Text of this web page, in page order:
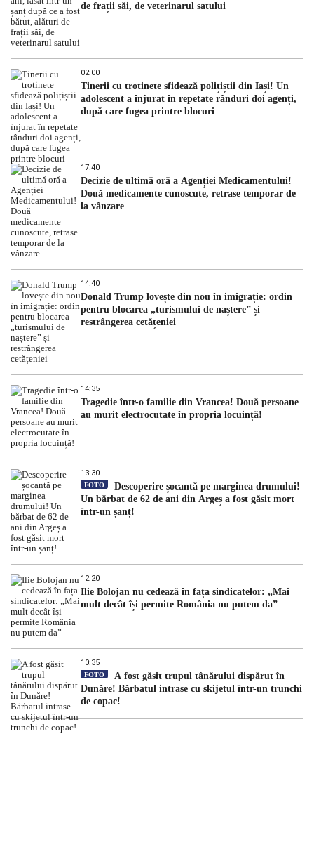
de frații săi, de veterinarul satului
02:00
Tinerii cu trotinete sfidează polițiștii din Iași! Un
adolescent a înjurat în repetate rânduri doi agenți,
după care fugea printre blocuri
17:40
Decizie de ultimă oră a Agenției Medicamentului!
Două medicamente cunoscute, retrase temporar de
la vânzare
14:40
Donald Trump lovește din nou în imigrație: ordin
pentru blocarea „turismului de naștere” și
restrângerea cetățeniei
14:35
Tragedie într-o familie din Vrancea! Două persoane
au murit electrocutate în propria locuință!
13:30
FOTO
Descoperire șocantă pe marginea drumului!
Un bărbat de 62 de ani din Argeș a fost găsit mort
într-un șanț!
12:20
Ilie Bolojan nu cedează în fața sindicatelor: „Mai
mult decât își permite România nu putem da”
10:35
FOTO
A fost găsit trupul tânărului dispărut în
Dunăre! Bărbatul intrase cu skijetul într-un trunchi
de copac!